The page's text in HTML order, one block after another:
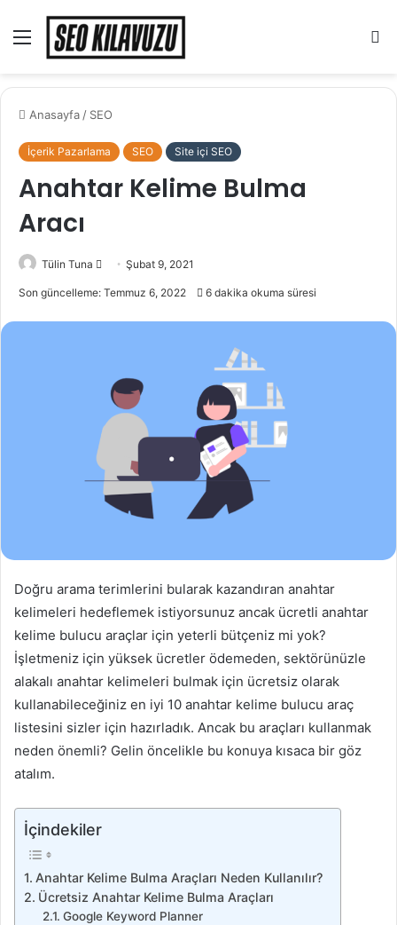
Menü
...
Anasayfa / SEO
İçerik Pazarlama SEO Site içi SEO
Anahtar Kelime Bulma
Aracı
Tülin Tuna Şubat 9, 2021
Son güncelleme: Temmuz 6, 2022 6 dakika okuma süresi
Doğru arama terimlerini bularak kazandıran anahtar
kelimeleri hedeflemek istiyorsunuz ancak ücretli anahtar
kelime bulucu araçlar için yeterli bütçeniz mi yok?
İşletmeniz için yüksek ücretler ödemeden, sektörünüzle
alakalı anahtar kelimeleri bulmak için ücretsiz olarak
kullanabileceğiniz en iyi 10 anahtar kelime bulucu araç
listesini sizler için hazırladık. Ancak bu araçları kullanmak
neden önemli? Gelin öncelikle bu konuya kısaca bir göz
atalım.
İçindekiler
Anahtar Kelime Bulma Araçları Neden Kullanılır?
Ücretsiz Anahtar Kelime Bulma Araçları
Google Keyword Planner